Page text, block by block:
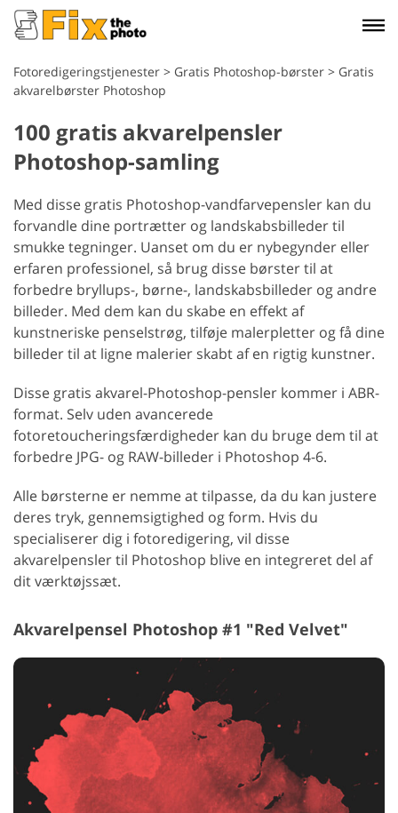
Fotoredigeringstjenester > Gratis Photoshop-børster > Gratis
akvarelbørster Photoshop
100 gratis akvarelpensler
Photoshop-samling
Med disse gratis Photoshop-vandfarvepensler kan du
forvandle dine portrætter og landskabsbilleder til
smukke tegninger. Uanset om du er nybegynder eller
erfaren professionel, så brug disse børster til at
forbedre bryllups-, børne-, landskabsbilleder og andre
billeder. Med dem kan du skabe en effekt af
kunstneriske penselstrøg, tilføje malerpletter og få dine
billeder til at ligne malerier skabt af en rigtig kunstner.
Disse gratis akvarel-Photoshop-pensler kommer i ABR-
format. Selv uden avancerede
fotoretoucheringsfærdigheder kan du bruge dem til at
forbedre JPG- og RAW-billeder i Photoshop 4-6.
Alle børsterne er nemme at tilpasse, da du kan justere
deres tryk, gennemsigtighed og form. Hvis du
specialiserer dig i fotoredigering, vil disse
akvarelpensler til Photoshop blive en integreret del af
dit værktøjssæt.
Akvarelpensel Photoshop #1 "Red Velvet"